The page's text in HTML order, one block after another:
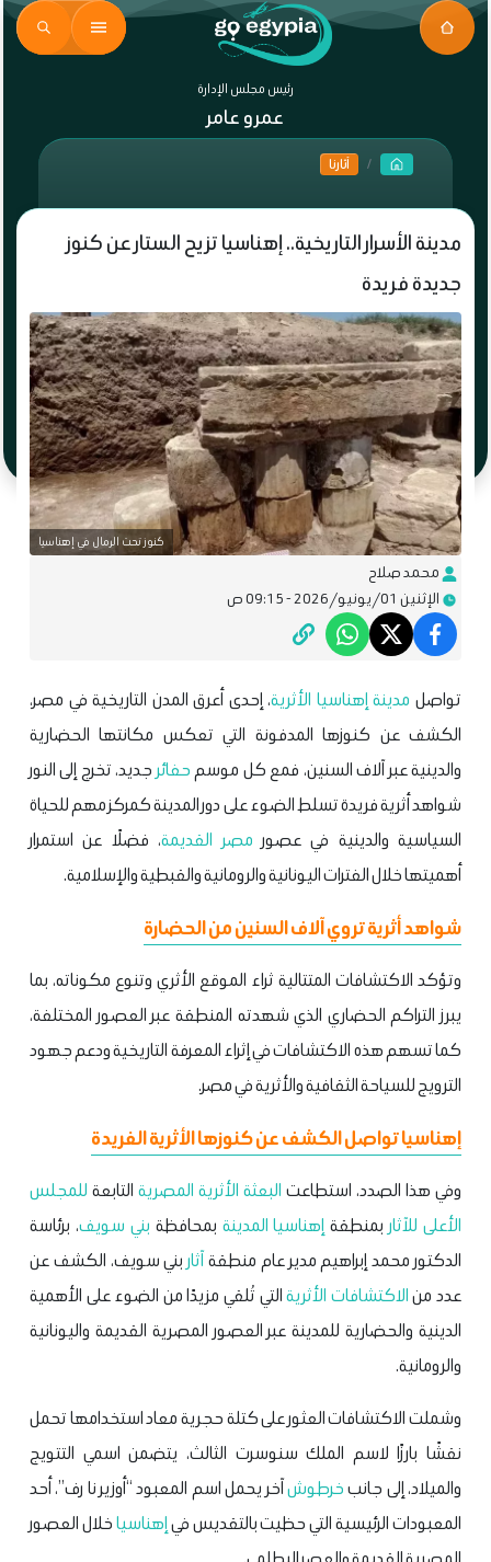
رئيس مجلس الإدارة
عمرو عامر
آثارنا
مدينة الأسرار التاريخية.. إهناسيا تزيح الستار عن كنوز
جديدة فريدة
كنوز تحت الرمال في إهناسيا
محمد صلاح
الإثنين 01/يونيو/2026 - 09:15 ص
تواصل مدينة إهناسيا الأثرية، إحدى أعرق المدن التاريخية في مصر،
الكشف عن كنوزها المدفونة التي تعكس مكانتها الحضارية
والدينية عبر آلاف السنين، فمع كل موسم حفائر جديد، تخرج إلى النور
شواهد أثرية فريدة تسلط الضوء على دور المدينة كمركز مهم للحياة
السياسية والدينية في عصور مصر القديمة، فضلًا عن استمرار
أهميتها خلال الفترات اليونانية والرومانية والقبطية والإسلامية.
شواهد أثرية تروي آلاف السنين من الحضارة
وتؤكد الاكتشافات المتتالية ثراء الموقع الأثري وتنوع مكوناته، بما
يبرز التراكم الحضاري الذي شهدته المنطقة عبر العصور المختلفة،
كما تسهم هذه الاكتشافات في إثراء المعرفة التاريخية ودعم جهود
الترويج للسياحة الثقافية والأثرية في مصر.
إهناسيا تواصل الكشف عن كنوزها الأثرية الفريدة
وفي هذا الصدد، استطاعت البعثة الأثرية المصرية التابعة للمجلس
الأعلى للآثاربمنطقة إهناسيا المدينة بمحافظة بني سويف، برئاسة
الدكتور محمد إبراهيم مدير عام منطقةآثاربني سويف، الكشف عن
عدد منالاكتشافات الأثريةالتي تُلقي مزيدًا من الضوء على الأهمية
الدينية والحضارية للمدينة عبر العصور المصرية القديمة واليونانية
والرومانية.
وشملت الاكتشافات العثور على كتلة حجرية معاد استخدامها تحمل
نقشًا بارزًا لاسم الملك سنوسرت الثالث، يتضمن اسمي التتويج
والميلاد، إلى جانبخرطوشآخر يحمل اسم المعبود “أوزير نا رف”، أحد
المعبودات الرئيسية التي حظيت بالتقديس فيإهناسياخلال العصور